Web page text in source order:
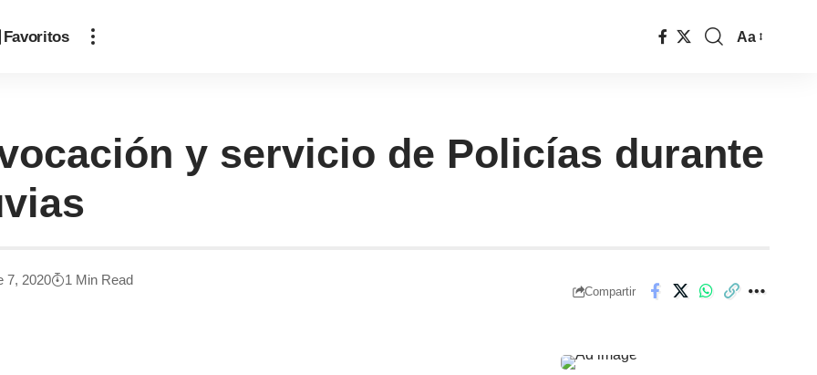
Favoritos Aa
y servicio de Policías durante
7, 2020 1 Min Read
Compartir